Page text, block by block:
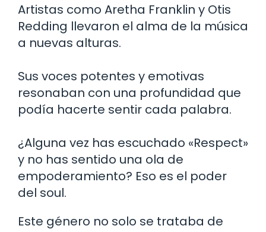
Artistas como Aretha Franklin y Otis
Redding llevaron el alma de la música
a nuevas alturas.
Sus voces potentes y emotivas
resonaban con una profundidad que
podía hacerte sentir cada palabra.
¿Alguna vez has escuchado «Respect»
y no has sentido una ola de
empoderamiento? Eso es el poder
del soul.
Este género no solo se trataba de